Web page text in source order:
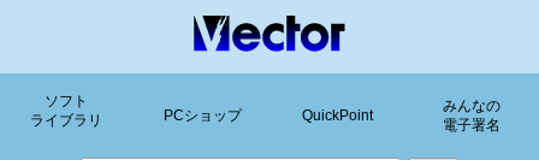
ソフト
ライブラリ
PCショップ QuickPoint
みんなの
電子署名